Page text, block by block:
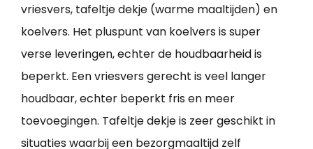
vriesvers, tafeltje dekje (warme maaltijden) en
koelvers. Het pluspunt van koelvers is super
verse leveringen, echter de houdbaarheid is
beperkt. Een vriesvers gerecht is veel langer
houdbaar, echter beperkt fris en meer
toevoegingen. Tafeltje dekje is zeer geschikt in
situaties waarbij een bezorgmaaltijd zelf